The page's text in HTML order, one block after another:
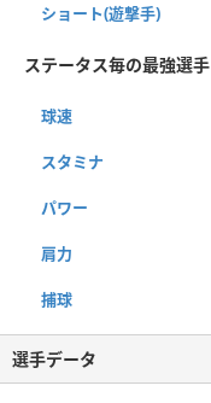
ショート(遊撃手)
ステータス毎の最強選手
球速
スタミナ
パワー
肩力
捕球
選手データ